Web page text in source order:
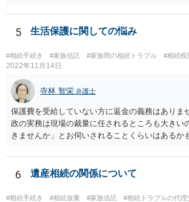
5 生活保護に関しての悩み
#相続手続き #家族信託 #家族間の相続トラブル #相続税
2022年11月14日
寺林 智栄 弁護士
保護費を受給していない方に返金の義務はありま
政の実務は現場の裁量に任されるところも大きい
きませんか」とお伺いされることくらいはあるか
考えてご判断いただくのが良いと思います。
6 遺産相続の関係について
#相続手続き #相続放棄 #家族信託 #相続トラブルの代理